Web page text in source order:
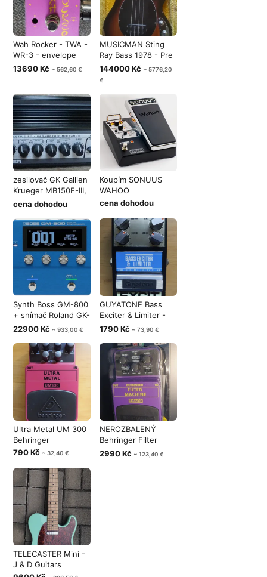
Wah Rocker - TWA -
WR-3 - envelope
filter - k
13690 Kč ~ 562,60 €
MUSICMAN Sting
Ray Bass 1978 - Pre
Ernie Ball
144000 Kč ~ 5776,20
€
zesilovač GK Gallien
Krueger MB150E-III,
nebo
cena dohodou
Koupím SONUUS
WAHOO
cena dohodou
Synth Boss GM-800
+ snímač Roland GK-
5B
22900 Kč ~ 933,00 €
GUYATONE Bass
Exciter & Limiter -
Double effe
1790 Kč ~ 73,90 €
Ultra Metal UM 300
Behringer
790 Kč ~ 32,40 €
NEROZBALENÝ
Behringer Filter
Machine FM600 -
2990 Kč ~ 123,40 €
TELECASTER Mini -
J & D Guitars